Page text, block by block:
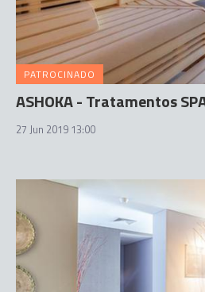
PATROCINADO
ASHOKA - Tratamentos
27 Jun 2019 13:00